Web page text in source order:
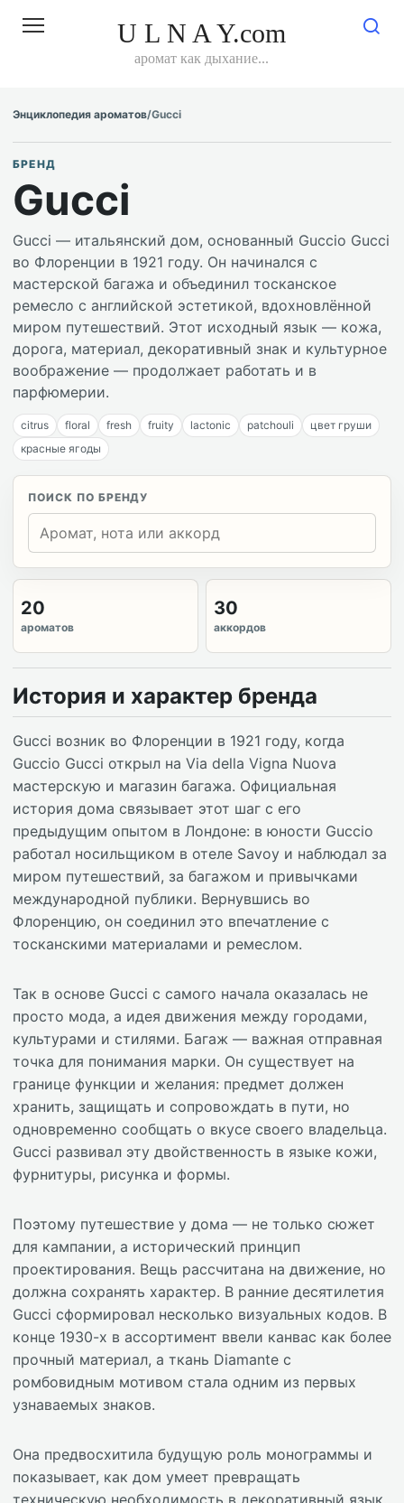
U L N A Y.com
аромат как дыхание...
Энциклопедия ароматов/Gucci
БРЕНД
Gucci
Gucci — итальянский дом, основанный Guccio Gucci
во Флоренции в 1921 году. Он начинался с
мастерской багажа и объединил тосканское
ремесло с английской эстетикой, вдохновлённой
миром путешествий. Этот исходный язык — кожа,
дорога, материал, декоративный знак и культурное
воображение — продолжает работать и в
парфюмерии.
citrus floral fresh fruity lactonic patchouli
цвет груши
красные ягоды
ПОИСК ПО БРЕНДУ
20
ароматов
30
аккордов
История и характер бренда
Gucci возник во Флоренции в 1921 году, когда
Guccio Gucci открыл на Via della Vigna Nuova
мастерскую и магазин багажа. Официальная
история дома связывает этот шаг с его
предыдущим опытом в Лондоне: в юности Guccio
работал носильщиком в отеле Savoy и наблюдал за
миром путешествий, за багажом и привычками
международной публики. Вернувшись во
Флоренцию, он соединил это впечатление с
тосканскими материалами и ремеслом.
Так в основе Gucci с самого начала оказалась не
просто мода, а идея движения между городами,
культурами и стилями. Багаж — важная отправная
точка для понимания марки. Он существует на
границе функции и желания: предмет должен
хранить, защищать и сопровождать в пути, но
одновременно сообщать о вкусе своего владельца.
Gucci развивал эту двойственность в языке кожи,
фурнитуры, рисунка и формы.
Поэтому путешествие у дома — не только сюжет
для кампании, а исторический принцип
проектирования. Вещь рассчитана на движение, но
должна сохранять характер. В ранние десятилетия
Gucci сформировал несколько визуальных кодов. В
конце 1930-х в ассортимент ввели канвас как более
прочный материал, а ткань Diamante с
ромбовидным мотивом стала одним из первых
узнаваемых знаков.
Она предвосхитила будущую роль монограммы и
показывает, как дом умеет превращать
техническую необходимость в декоративный язык.